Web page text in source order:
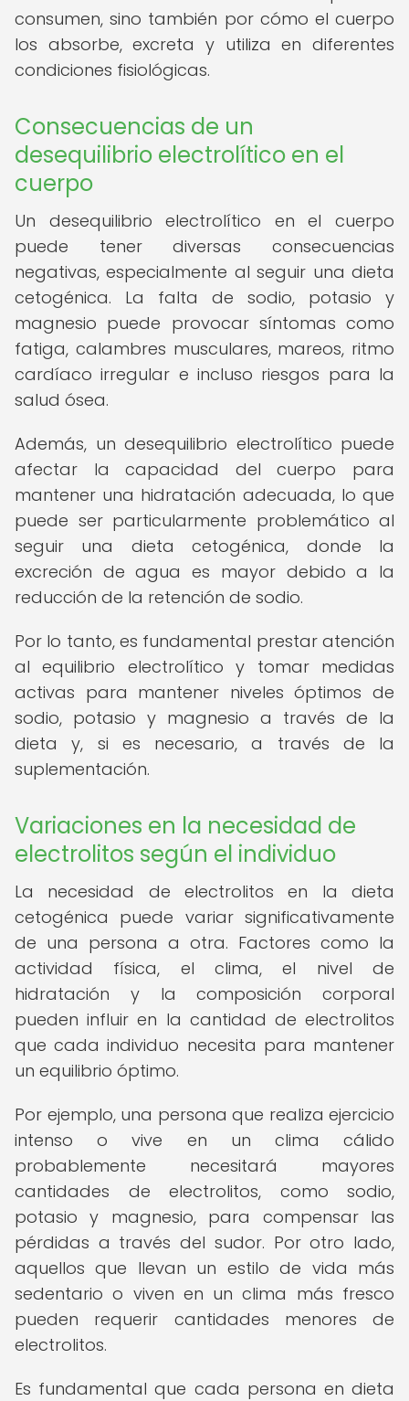
consumen, sino también por cómo el cuerpo
los absorbe, excreta y utiliza en diferentes
condiciones fisiológicas.
Consecuencias de un
desequilibrio electrolítico en el
cuerpo
Un desequilibrio electrolítico en el cuerpo
puede tener diversas consecuencias
negativas, especialmente al seguir una dieta
cetogénica. La falta de sodio, potasio y
magnesio puede provocar síntomas como
fatiga, calambres musculares, mareos, ritmo
cardíaco irregular e incluso riesgos para la
salud ósea.
Además, un desequilibrio electrolítico puede
afectar la capacidad del cuerpo para
mantener una hidratación adecuada, lo que
puede ser particularmente problemático al
seguir una dieta cetogénica, donde la
excreción de agua es mayor debido a la
reducción de la retención de sodio.
Por lo tanto, es fundamental prestar atención
al equilibrio electrolítico y tomar medidas
activas para mantener niveles óptimos de
sodio, potasio y magnesio a través de la
dieta y, si es necesario, a través de la
suplementación.
Variaciones en la necesidad de
electrolitos según el individuo
La necesidad de electrolitos en la dieta
cetogénica puede variar significativamente
de una persona a otra. Factores como la
actividad física, el clima, el nivel de
hidratación y la composición corporal
pueden influir en la cantidad de electrolitos
que cada individuo necesita para mantener
un equilibrio óptimo.
Por ejemplo, una persona que realiza ejercicio
intenso o vive en un clima cálido
probablemente necesitará mayores
cantidades de electrolitos, como sodio,
potasio y magnesio, para compensar las
pérdidas a través del sudor. Por otro lado,
aquellos que llevan un estilo de vida más
sedentario o viven en un clima más fresco
pueden requerir cantidades menores de
electrolitos.
Es fundamental que cada persona en dieta